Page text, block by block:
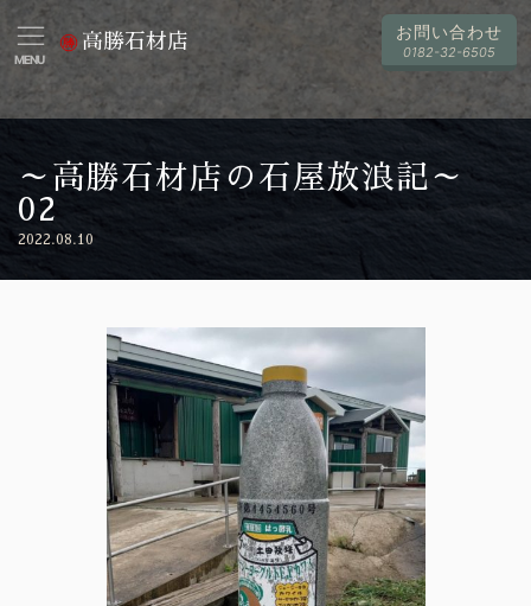
MENU
高勝石材店 お問い合わせ
0182-32-6505
～高勝石材店の石屋放浪記～
02
2022.08.10